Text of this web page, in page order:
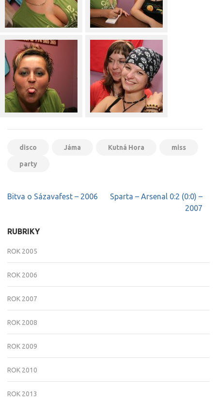
disco Jáma Kutná Hora miss
party
Navigace
Bitva o Sázavafest – 2006
Sparta – Arsenal 0:2 (0:0) –
2007
RUBRIKY
ROK 2005
ROK 2006
ROK 2007
ROK 2008
ROK 2009
ROK 2010
ROK 2013